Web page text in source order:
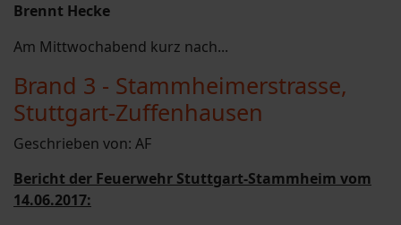
Brennt Hecke
Am Mittwochabend kurz nach...
Brand 3 - Stammheimerstrasse,
Stuttgart-Zuffenhausen
Geschrieben von: AF
Bericht der Feuerwehr Stuttgart-Stammheim vom
14.06.2017: